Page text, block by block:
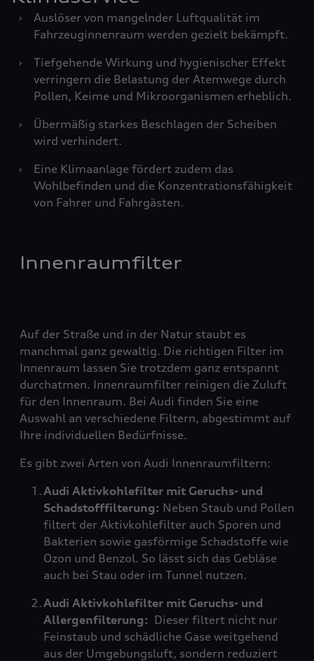
›
Auslöser von mangelnder Luftqualität im
Fahrzeuginnenraum werden gezielt bekämpft.
›
Tiefgehende Wirkung und hygienischer Effekt
verringern die Belastung der Atemwege durch
Pollen, Keime und Mikroorganismen erheblich.
›
Übermäßig starkes Beschlagen der Scheiben
wird verhindert.
›
Eine Klimaanlage fördert zudem das
Wohlbefinden und die Konzentrationsfähigkeit
von Fahrer und Fahrgästen.
Innenraumfilter
Auf der Straße und in der Natur staubt es
manchmal ganz gewaltig. Die richtigen Filter im
Innenraum lassen Sie trotzdem ganz entspannt
durchatmen. Innenraumfilter reinigen die Zuluft
für den Innenraum. Bei Audi finden Sie eine
Auswahl an verschiedene Filtern, abgestimmt auf
Ihre individuellen Bedürfnisse.
Es gibt zwei Arten von Audi Innenraumfiltern:
Audi Aktivkohlefilter mit Geruchs- und
Schadstofffilterung: Neben Staub und Pollen
filtert der Aktivkohlefilter auch Sporen und
Bakterien sowie gasförmige Schadstoffe wie
Ozon und Benzol. So lässt sich das Gebläse
auch bei Stau oder im Tunnel nutzen.
Audi Aktivkohlefilter mit Geruchs- und
Allergenfilterung: Dieser filtert nicht nur
Feinstaub und schädliche Gase weitgehend
aus der Umgebungsluft, sondern reduziert